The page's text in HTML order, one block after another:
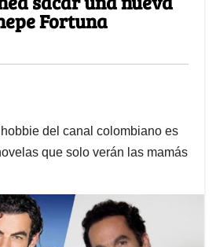
Fortuna
del canal colombiano es
que solo verán las mamás